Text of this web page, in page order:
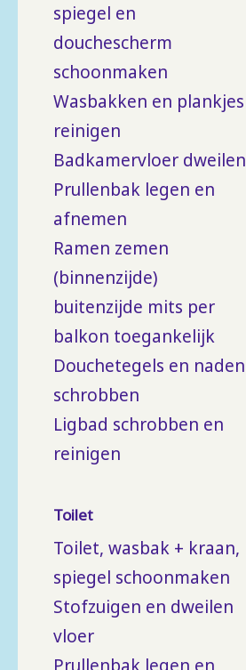
spiegel en
douchescherm
schoonmaken
Wasbakken en plankjes
reinigen
Badkamervloer dweilen
Prullenbak legen en
afnemen
Ramen zemen
(binnenzijde)
buitenzijde mits per
balkon toegankelijk
Douchetegels en naden
schrobben
Ligbad schrobben en
reinigen
Toilet
Toilet, wasbak + kraan,
spiegel schoonmaken
Stofzuigen en dweilen
vloer
Prullenbak legen en